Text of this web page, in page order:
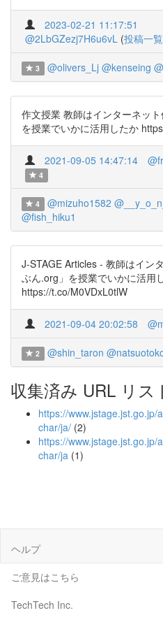
2023-02-21 11:17:51
@2LbGZezj7H6u6vL (投稿一覧
3 @olivers_Lj @kenseing
作文授業 教師はインターネッ
を授業でいかに活用したか
2021-09-05 14:47:14
4
4 @mizuho1582
@fish_hiku1
J-STAGE Articles - 教師はイン
ぶん.org」を授業でいかに活用
https://t.co/M0VDxL0tlW
2021-09-04 20:02:58
2 @shin_taron
収集済み URL リス
https://
char/ja/ (2)
https://
char/ja (1)
ヘルプ
ご意見はこちら
TechTech Inc.